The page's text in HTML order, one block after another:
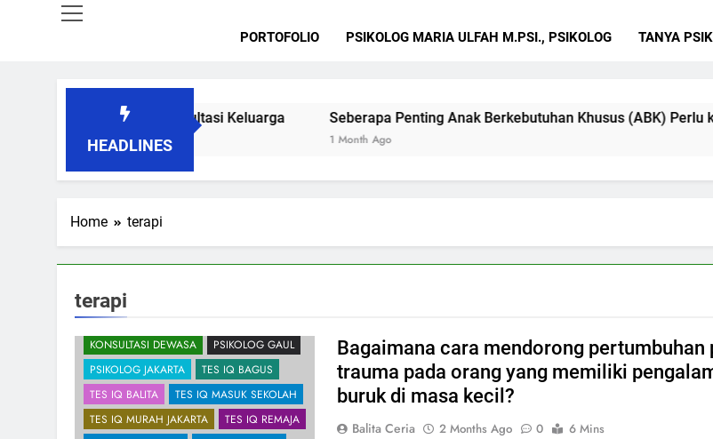
PORTOFOLIO PSIKOLOG MARIA ULFAH M.PSI., PSIKOLOG TANYA
HEADLINES
Keluarga | Konsultasi Keluarga Seberapa Penting Anak Berkebutuhan Khusus (ABK) Perlu ke Psikolog
Home terapi
terapi
ALAMAT PSIKOLOG
JIWA
KONSULTASI DEWASA
PSIKOLOG GAUL
PSIKOLOG JAKARTA
TES IQ BAGUS
TES IQ BALITA
TES IQ MASUK SEKOLAH
TES IQ MURAH JAKARTA
TES IQ REMAJA
Bagaimana cara mendorong pertumbuhan
trauma pada orang yang memiliki
buruk di masa kecil?
Balita Ceria 2 Months Ago 0
6 Mins